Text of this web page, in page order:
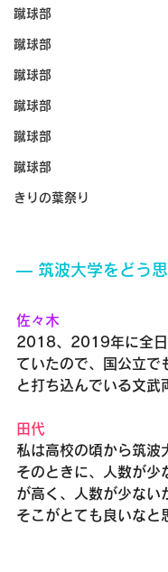
蹴球部
蹴球部
蹴球部
蹴球部
蹴球部
蹴球部
きりの葉祭り
― 筑波大学をどう思
佐々木
2018、2019年に全日
ていたので、国公立で
と打ち込んでいる文武
田代
私は高校の頃から筑波
そのときに、人数が少
が高く、人数が少ない
そこがとても良いなと